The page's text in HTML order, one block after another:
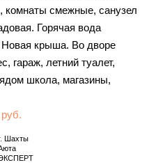
комнаты смежные, санузел
Горячая вода
Новая крыша. Во дворе
гараж, летний туалет,
школа, магазины,
Шахты